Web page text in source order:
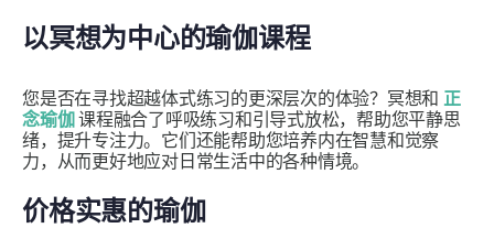
以冥想为中心的瑜伽课程
您是否在寻找超越体式练习的更深层次的体验？冥想和 正
念瑜伽课程融合了呼吸练习和引导式放松，帮助您平静思
绪，提升专注力。它们还能帮助您培养内在智慧和觉察
力，从而更好地应对日常生活中的各种情境。
价格实惠的瑜伽